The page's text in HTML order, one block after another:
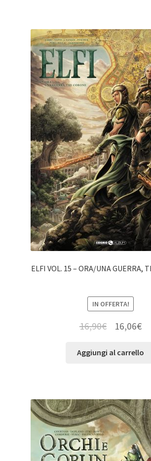
ELFI VOL. 15 – ORA/UNA GUERRA,
IN OFFERTA!
16,90€ 16,06€
Aggiungi al carrello